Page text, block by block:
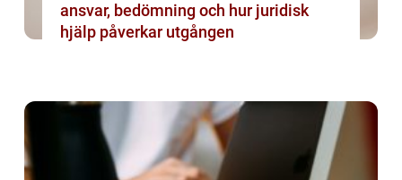
ansvar, bedömning och hur juridisk
hjälp påverkar utgången